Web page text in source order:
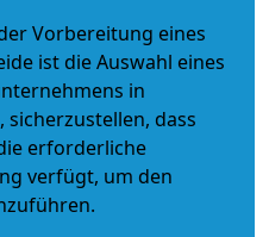
Vorbereitung eines
ist die Auswahl eines
in
dass
erforderliche
verfügt, um den